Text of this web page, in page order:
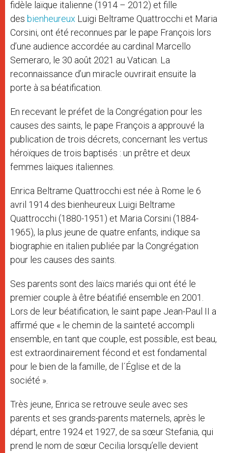
fidèle laïque italienne (1914 – 2012) et fille
des bienheureux Luigi Beltrame Quattrocchi et Maria
Corsini, ont été reconnues par le pape François lors
d’une audience accordée au cardinal Marcello
Semeraro, le 30 août 2021 au Vatican. La
reconnaissance d’un miracle ouvrirait ensuite la
porte à sa béatification.
En recevant le préfet de la Congrégation pour les
causes des saints, le pape François a approuvé la
publication de trois décrets, concernant les vertus
héroïques de trois baptisés : un prêtre et deux
femmes laïques italiennes.
Enrica Beltrame Quattrocchi est née à Rome le 6
avril 1914 des bienheureux Luigi Beltrame
Quattrocchi (1880-1951) et Maria Corsini (1884-
1965), la plus jeune de quatre enfants, indique sa
biographie en italien publiée par la Congrégation
pour les causes des saints.
Ses parents sont des laïcs mariés qui ont été le
premier couple à être béatifié ensemble en 2001.
Lors de leur béatification, le saint pape Jean-Paul II a
affirmé que « le chemin de la sainteté accompli
ensemble, en tant que couple, est possible, est beau,
est extraordinairement fécond et est fondamental
pour le bien de la famille, de l´Église et de la
société ».
Très jeune, Enrica se retrouve seule avec ses
parents et ses grands-parents maternels, après le
départ, entre 1924 et 1927, de sa sœur Stefania, qui
prend le nom de sœur Cecilia lorsqu’elle devient